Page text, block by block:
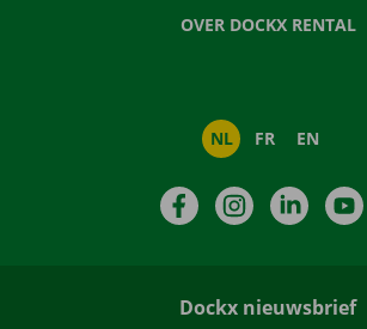
OVER DOCKX RENTAL
NL FR EN
FacebookInstagramLinkedIn
Dockx nieuwsbrief